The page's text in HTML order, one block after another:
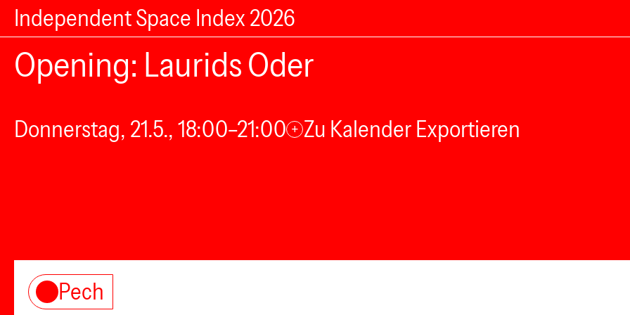
Independent Space Index 2026
Opening: Laurids Oder
Donnerstag, 21.5., 18:00–21:00 + Zu Kalender Exportieren
Pech